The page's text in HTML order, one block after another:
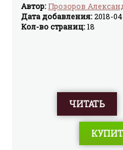
Автор:Прозоров
Дата добавления:2018-
Кол-во страниц:18
ЧИТАТЬ